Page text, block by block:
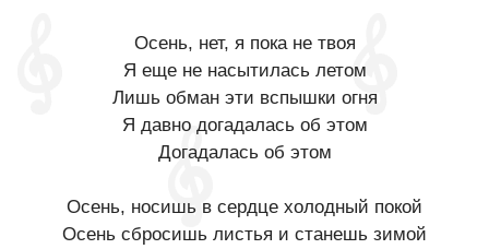
Осень, нет, я пока не твоя
Я еще не насытилась летом
Лишь обман эти вспышки огня
Я давно догадалась об этом
Догадалась об этом
Осень, носишь в сердце холодный покой
Осень сбросишь листья и станешь зимой